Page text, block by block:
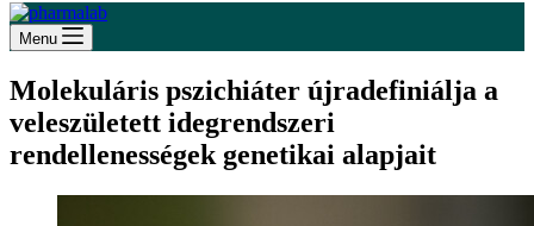
Menu
Molekuláris pszichiáter újradefiniálja a
veleszületett idegrendszeri
rendellenességek genetikai alapjait